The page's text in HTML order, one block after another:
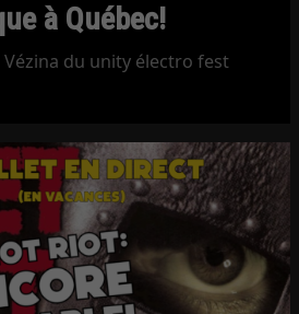
à Québec!
du unity électro fest